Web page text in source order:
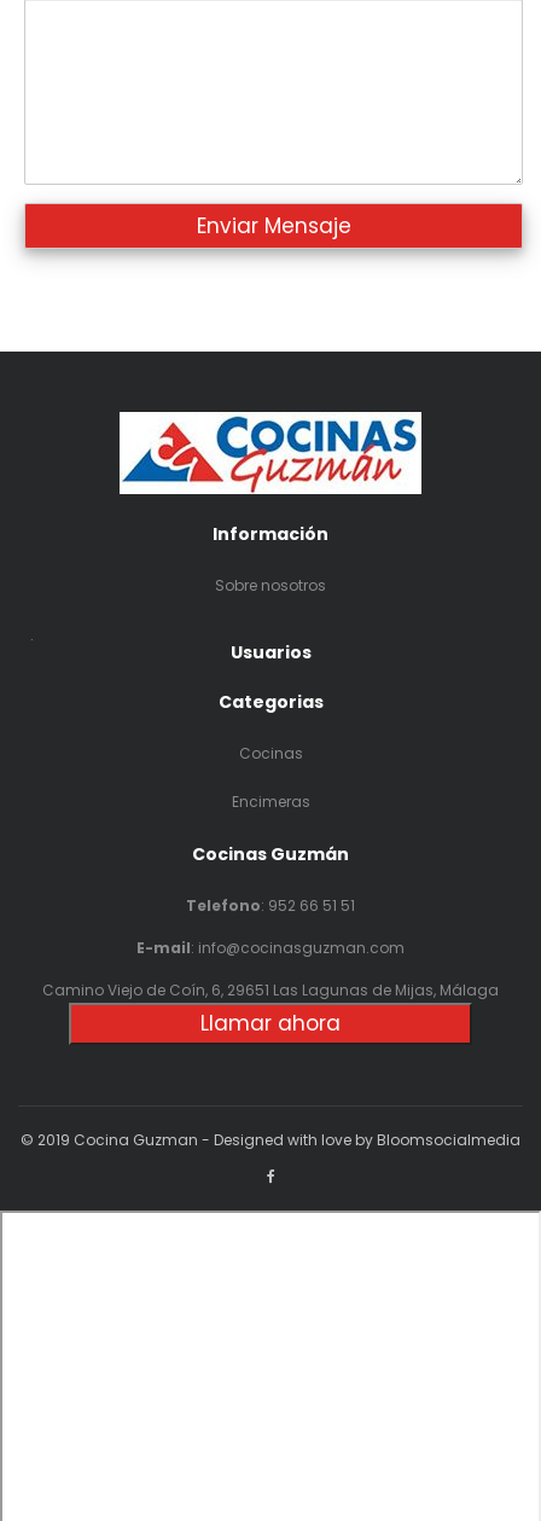
Información
Sobre nosotros
.
Usuarios
Categorias
Cocinas
Encimeras
Cocinas Guzmán
Telefono: 952 66 51 51
E-mail: info@cocinasguzman.com
Camino Viejo de Coín, 6, 29651 Las Lagunas de Mijas, Málaga
Llamar ahora
© 2019 Cocina Guzman - Designed with love by Bloomsocialmedia